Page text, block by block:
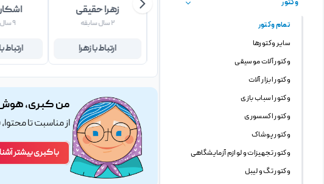
وکتور
تمام وکتور
سایر وکتورها
وکتور آلات موسیقی
وکتور ابزار آلات
وکتور اسباب بازی
وکتور اکسسوری
وکتور پوشاک
وکتور تجهیزات و لوازم آزمایشگاهی
وکتور تگ و لیبل
زهرا حقیقی
۲ سال سابقه
ارتباط با زهرا
۹ سال سابقه
ارتباط
من کبری، هوش
از مناسبت تا
با کبری بیشتر